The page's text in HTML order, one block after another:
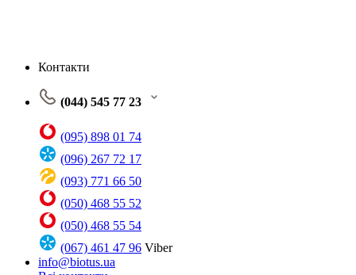
Контакти
(044) 545 77 23
(095) 898 01 74
(096) 267 72 17
(093) 771 66 50
(050) 468 55 52
(050) 468 55 54
(067) 461 47 96 Viber
info@biotus.ua